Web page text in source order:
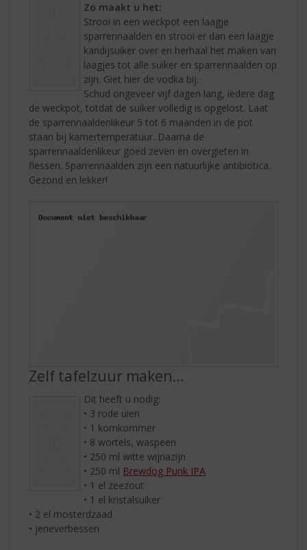
Zo maakt u het:
Strooi in een weckpot een laagje
sparrennaalden en strooi er dan een laagje
kandijsuiker over en herhaal het maken van
laagjes tot alle suiker en sparrennaalden op
zijn. Giet hier de vodka bij.
Schud ongeveer vijf dagen lang, iedere dag
de weckpot, totdat de suiker volledig is opgelost. Laat
de sparrennaaldenlikeur 5 tot 6 maanden in de pot
staan bij kamertemperatuur. Daarna de
sparrennaaldenlikeur goed zeven en overgieten in
flessen. Sparrennaalden zijn een natuurlijke antibiotica.
Gezond en lekker!
Zelf tafelzuur maken…
Dit heeft u nodig:
• 3 rode uien
• 1 komkommer
• 8 wortels, waspeen
• 250 ml witte wijnazijn
• 250 ml Brewdog Punk IPA
• 1 el zeezout
• 1 el kristalsuiker
• 2 el mosterdzaad
• jeneverbessen